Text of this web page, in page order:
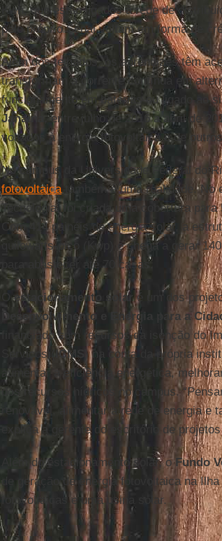
Kwh, que estão ligados à rede de
pelo próprio Senai voltam em forma de
Além dos telhados, os aprendizes têm
transformam a corrente contínua em
funcionamento em baterias ou ligado ao
Janaína
, entre julho de 2016 a abril de
voltados à energia fotovoltaica e de
No campus da Universidade Federal do
fotovoltaicatambém é uma realidade. No
Tecnologia, foi criada uma cobertura
Com 414 painéis de energia solar, a
quilowatts-pico (Kwp) e chega a gerar
para abastecer até 70 casas.
Oestacionamento solaré um dos
Desenvolvimento e Energia para a
financiado com recursos da isenção do
Serviços ( ICMS
) na conta da própria
aumentar a eficiência energética,
dos recursos hídricos no campus.
renovável, alimentar a rede de energia e
explica a gerente do escritório de
Além do estacionamento solar, oFundo
de geração de energia fotovoltaica na
fotovoltaicas e uma usina solar.